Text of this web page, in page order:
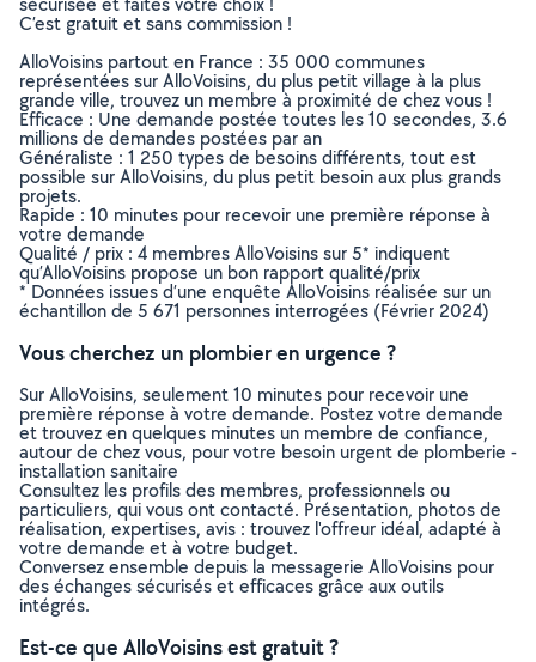
C’est gratuit et sans commission !
AlloVoisins partout en France : 35 000 communes
représentées sur AlloVoisins, du plus petit village à la plus
grande ville, trouvez un membre à proximité de chez vous !
Efficace : Une demande postée toutes les 10 secondes, 3.6
millions de demandes postées par an
Généraliste : 1 250 types de besoins différents, tout est
possible sur AlloVoisins, du plus petit besoin aux plus grands
projets.
Rapide : 10 minutes pour recevoir une première réponse à
votre demande
Qualité / prix : 4 membres AlloVoisins sur 5* indiquent
qu’AlloVoisins propose un bon rapport qualité/prix
* Données issues d’une enquête AlloVoisins réalisée sur un
échantillon de 5 671 personnes interrogées (Février 2024)
Vous cherchez un plombier en urgence ?
Sur AlloVoisins, seulement 10 minutes pour recevoir une
première réponse à votre demande. Postez votre demande
et trouvez en quelques minutes un membre de confiance,
autour de chez vous, pour votre besoin urgent de plomberie -
installation sanitaire
Consultez les profils des membres, professionnels ou
particuliers, qui vous ont contacté. Présentation, photos de
réalisation, expertises, avis : trouvez l'offreur idéal, adapté à
votre demande et à votre budget.
Conversez ensemble depuis la messagerie AlloVoisins pour
des échanges sécurisés et efficaces grâce aux outils
intégrés.
Est-ce que AlloVoisins est gratuit ?